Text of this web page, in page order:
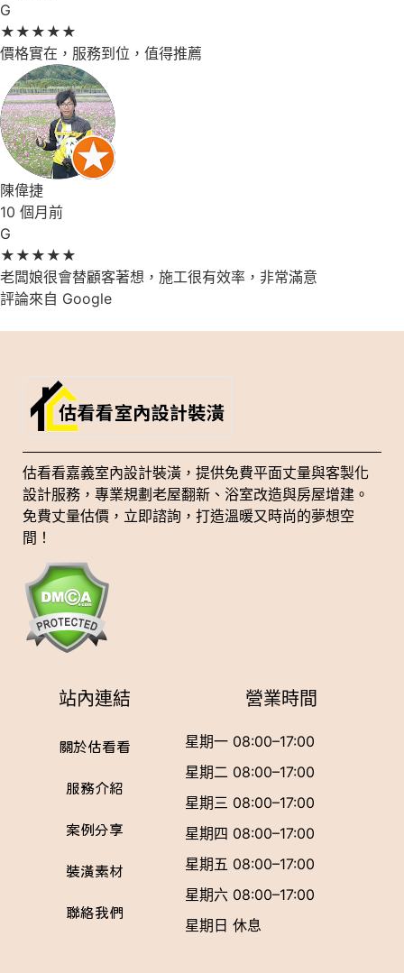
G
★ ★ ★ ★ ★
價格實在，服務到位，值得推薦
陳偉捷
10 個月前
G
★ ★ ★ ★ ★
老闆娘很會替顧客著想，施工很有效率，非常滿意
評論來自 Google
估看看嘉義室內設計裝潢，提供免費平面丈量與客製化
設計服務，專業規劃老屋翻新、浴室改造與房屋增建。
免費丈量估價，立即諮詢，打造溫暖又時尚的夢想空
間！
站內連結
關於估看看
服務介紹
案例分享
裝潢素材
聯絡我們
營業時間
星期一 08:00–17:00
星期二 08:00–17:00
星期三 08:00–17:00
星期四 08:00–17:00
星期五 08:00–17:00
星期六 08:00–17:00
星期日 休息